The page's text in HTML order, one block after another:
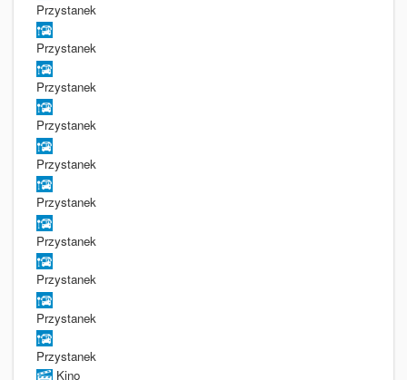
Przystanek
Przystanek
Przystanek
Przystanek
Przystanek
Przystanek
Przystanek
Przystanek
Przystanek
Przystanek
Kino